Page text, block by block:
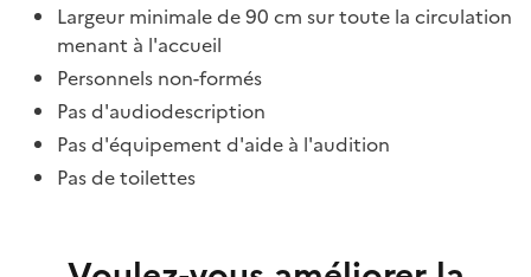
Largeur minimale de 90 cm sur toute la circulation
menant à l'accueil
Personnels non-formés
Pas d'audiodescription
Pas d'équipement d'aide à l'audition
Pas de toilettes